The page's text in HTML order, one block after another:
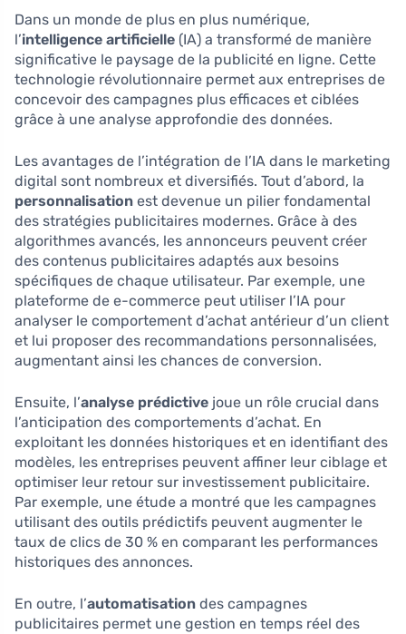
Dans un monde de plus en plus numérique,
l’intelligence artificielle (IA) a transformé de manière
significative le paysage de la publicité en ligne. Cette
technologie révolutionnaire permet aux entreprises de
concevoir des campagnes plus efficaces et ciblées
grâce à une analyse approfondie des données.
Les avantages de l’intégration de l’IA dans le marketing
digital sont nombreux et diversifiés. Tout d’abord, la
personnalisation est devenue un pilier fondamental
des stratégies publicitaires modernes. Grâce à des
algorithmes avancés, les annonceurs peuvent créer
des contenus publicitaires adaptés aux besoins
spécifiques de chaque utilisateur. Par exemple, une
plateforme de e-commerce peut utiliser l’IA pour
analyser le comportement d’achat antérieur d’un client
et lui proposer des recommandations personnalisées,
augmentant ainsi les chances de conversion.
Ensuite, l’analyse prédictive joue un rôle crucial dans
l’anticipation des comportements d’achat. En
exploitant les données historiques et en identifiant des
modèles, les entreprises peuvent affiner leur ciblage et
optimiser leur retour sur investissement publicitaire.
Par exemple, une étude a montré que les campagnes
utilisant des outils prédictifs peuvent augmenter le
taux de clics de 30 % en comparant les performances
historiques des annonces.
En outre, l’automatisation des campagnes
publicitaires permet une gestion en temps réel des